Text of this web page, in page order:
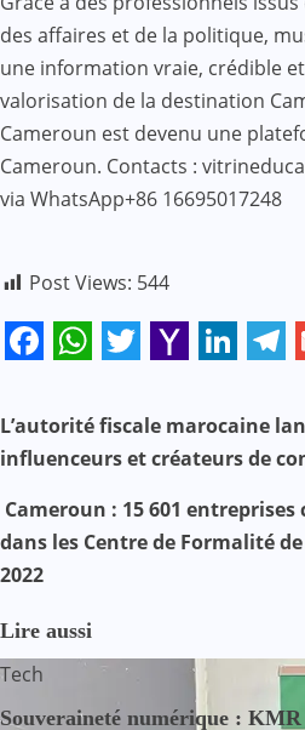
des affaires et de la politique,
une information vraie, crédible
valorisation de la destination
Cameroun est devenu une
Cameroun. Contacts :
via WhatsApp+86 16695017248
Post Views: 544
Facebook
WhatsApp
Twitter
Yahoo
Mail
N
a
v
i
g
a
t
L’autorité fiscale marocaine
influenceurs et créateurs de
Cameroun : 15 601 entreprises
dans les Centre de Formalité
2022
Lire aussi
Tech
Souveraineté numérique :